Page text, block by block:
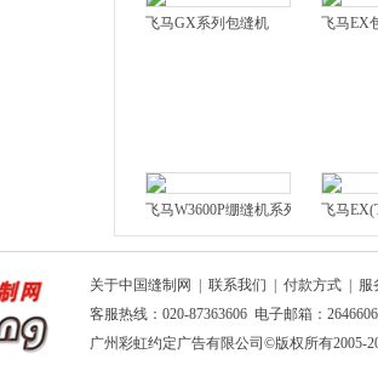
飞马GX系列包缝机 飞马EX
飞马W3600P绷缝机系列 飞马
关于中国缝制网 联系我们 付款方式
服
客服热线：020-87363606 电子邮箱：
广州彩虹约定广告有限公司 ©版权所有2005-